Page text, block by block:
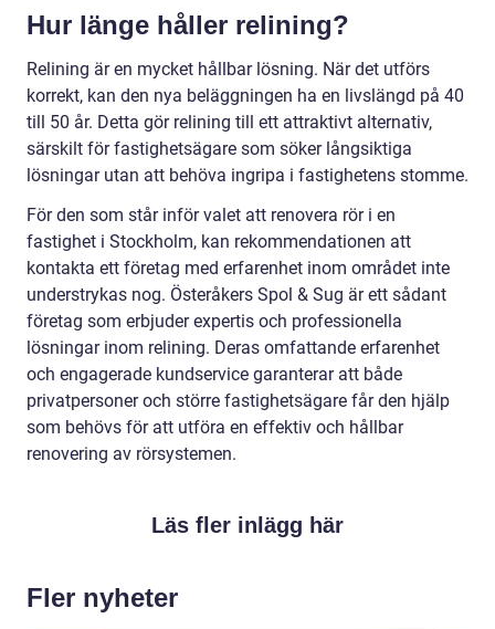
Hur länge håller relining?
Relining är en mycket hållbar lösning. När det utförs
korrekt, kan den nya beläggningen ha en livslängd på 40
till 50 år. Detta gör relining till ett attraktivt alternativ,
särskilt för fastighetsägare som söker långsiktiga
lösningar utan att behöva ingripa i fastighetens stomme.
För den som står inför valet att renovera rör i en
fastighet i Stockholm, kan rekommendationen att
kontakta ett företag med erfarenhet inom området inte
understrykas nog. Österåkers Spol & Sug är ett sådant
företag som erbjuder expertis och professionella
lösningar inom relining. Deras omfattande erfarenhet
och engagerade kundservice garanterar att både
privatpersoner och större fastighetsägare får den hjälp
som behövs för att utföra en effektiv och hållbar
renovering av rörsystemen.
Läs fler inlägg här
Fler nyheter